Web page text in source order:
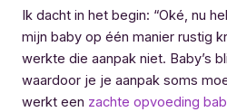
Ik dacht in het begin: “Oké, nu
mijn baby op één manier rustig
werkte die aanpak niet. Baby’s
waardoor je je aanpak soms
werkt een zachte opvoeding